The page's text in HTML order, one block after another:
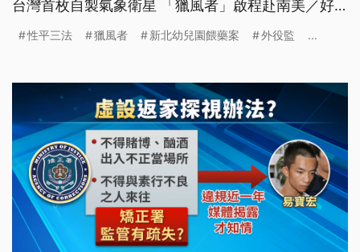
台灣首枚自製氣象衛星 「獵風者」啟程赴南美／好
法國作家米蘭昆德拉逝世
性平三法 獵風者 新北幼兒園餵藥案 外役監 ...